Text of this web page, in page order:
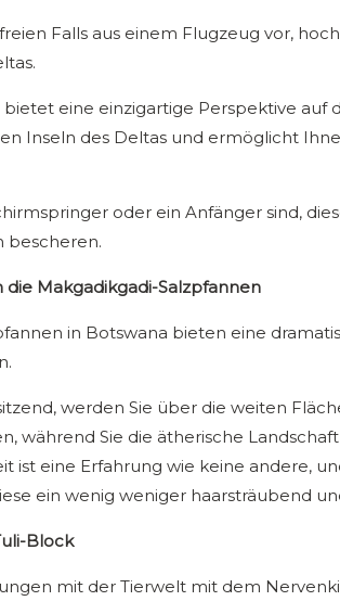
Falls aus einem Flugzeug vor,
eine einzigartige Perspektive auf
Inseln des Deltas und ermöglicht
oder ein Anfänger sind,
bescheren.
Makgadikgadi-Salzpfannen
in Botswana bieten eine
werden Sie über die weiten
während Sie die ätherische
ist eine Erfahrung wie keine andere,
ein wenig weniger haarsträubend
Block
mit der Tierwelt mit dem